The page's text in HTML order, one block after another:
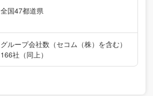
全国47都道県
グループ会社数（セコム（株）を含む）
166社（同上）